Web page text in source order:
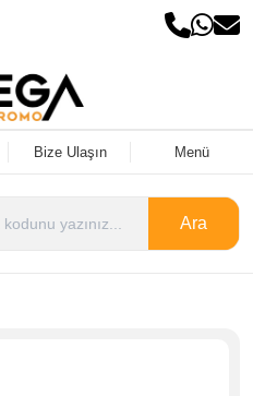
Bize Ulaşın Menü
Ara